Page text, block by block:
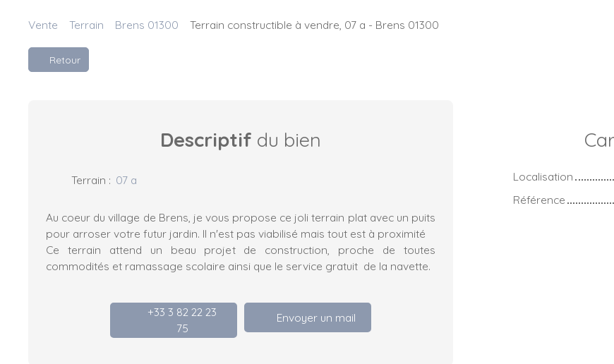
Vente Terrain Brens 01300 Terrain constructible à vendre, 07 a - Brens 01300
Retour
Descriptif du bien
Terrain : 07 a
Au coeur du village de Brens, je vous propose ce joli terrain plat avec un puits
pour arroser votre futur jardin. Il n'est pas viabilisé mais tout est à proximité
Ce terrain attend un beau projet de construction, proche de toutes
commodités et ramassage scolaire ainsi que le service gratuit de la navette.
+33 3 82 22 23
75
Envoyer un mail
Localisation
Référence